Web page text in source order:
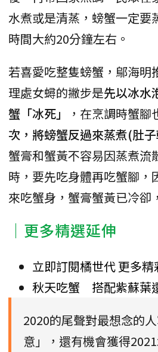
水煮或是清蒸，螃蟹一定要
時間大約20分鐘左右。
若喜愛吃整隻螃蟹，鄔海明
理處女蟳的撇步是先以冰水
蟹「冰死」
，在烹調時蟹腳
次，將螃蟹反過來蒸煮(肚
蟹膏和蟹黃不容易因蒸煮流
時，要先吃身體再吃蟹腳，
來吃蟹身，蟹膏蟹黃已冷卻
｜更多精選延伸
立即訂閱橘世代 更多精
秋天吃蟹 搭配紫蘇葉
2020的尾聲對最想念的
意」，還有機會獲得